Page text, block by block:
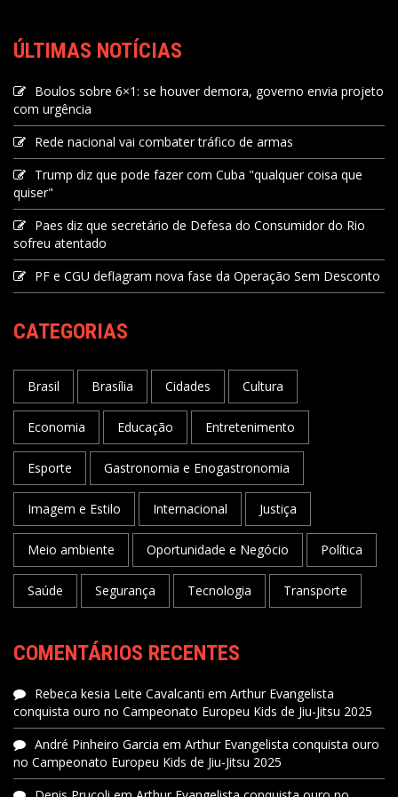
ÚLTIMAS NOTÍCIAS
Boulos sobre 6×1: se houver demora, governo envia projeto
com urgência
Rede nacional vai combater tráfico de armas
Trump diz que pode fazer com Cuba "qualquer coisa que
quiser"
Paes diz que secretário de Defesa do Consumidor do Rio
sofreu atentado
PF e CGU deflagram nova fase da Operação Sem Desconto
CATEGORIAS
Brasil Brasília Cidades Cultura
Economia Educação Entretenimento
Esporte Gastronomia e Enogastronomia
Imagem e Estilo Internacional Justiça
Meio ambiente Oportunidade e Negócio Política
Saúde Segurança Tecnologia Transporte
COMENTÁRIOS RECENTES
Rebeca kesia Leite Cavalcanti em Arthur Evangelista
conquista ouro no Campeonato Europeu Kids de Jiu-Jitsu 2025
André Pinheiro Garcia em Arthur Evangelista conquista ouro
no Campeonato Europeu Kids de Jiu-Jitsu 2025